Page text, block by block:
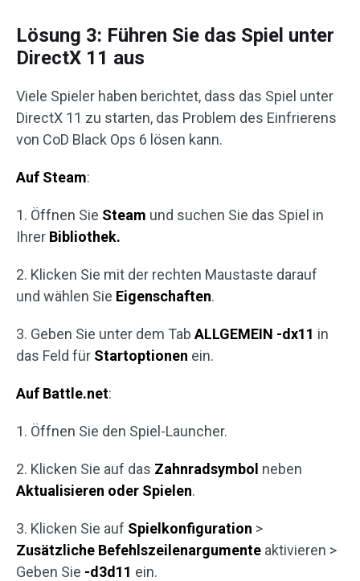
Lösung 3: Führen Sie das Spiel unter
DirectX 11 aus
Viele Spieler haben berichtet, dass das Spiel unter
DirectX 11 zu starten, das Problem des Einfrierens
von CoD Black Ops 6 lösen kann.
Auf Steam:
1. Öffnen Sie Steam und suchen Sie das Spiel in
Ihrer Bibliothek.
2. Klicken Sie mit der rechten Maustaste darauf
und wählen Sie Eigenschaften.
3. Geben Sie unter dem Tab ALLGEMEIN -dx11 in
das Feld für Startoptionen ein.
Auf Battle.net:
1. Öffnen Sie den Spiel-Launcher.
2. Klicken Sie auf das Zahnradsymbol neben
Aktualisieren oder Spielen.
3. Klicken Sie auf Spielkonfiguration >
Zusätzliche Befehlszeilenargumente aktivieren >
Geben Sie -d3d11 ein.